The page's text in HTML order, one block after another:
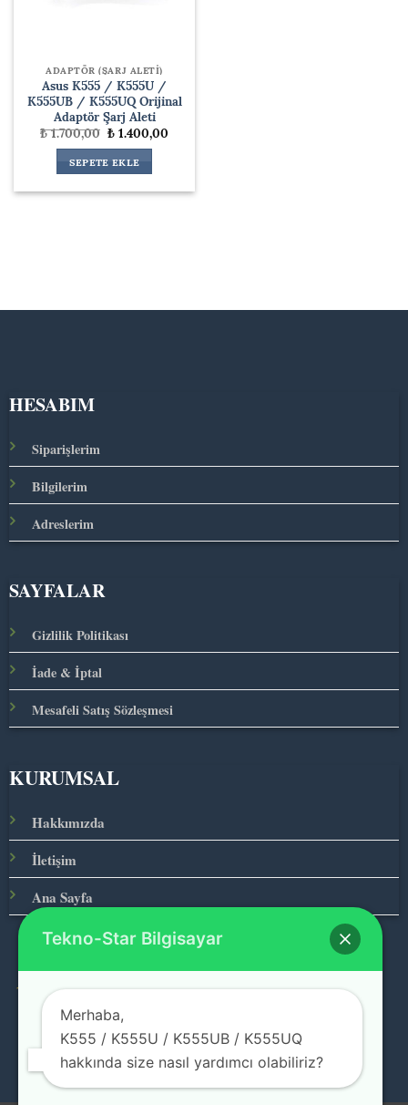
ADAPTÖR (ŞARJ ALETİ)
Asus K555 / K555U /
K555UB / K555UQ Orijinal
Adaptör Şarj Aleti
₺1.700,00Orijinal
fiyat:
₺ 1.700,00.
₺1.400,00
SEPETE EKLE
HESABIM
Siparişlerim
Bilgilerim
Adreslerim
SAYFALAR
Gizlilik Politikası
İade & İptal
Mesafeli Satış Sözleşmesi
KURUMSAL
Hakkımızda
İletişim
Ana Sayfa
© 2026 Teknolojinin Starı
Tekno-Star Bilgisayar
Merhaba,
K555 / K555U / K555UB / K555UQ
hakkında size nasıl yardımcı olabiliriz?